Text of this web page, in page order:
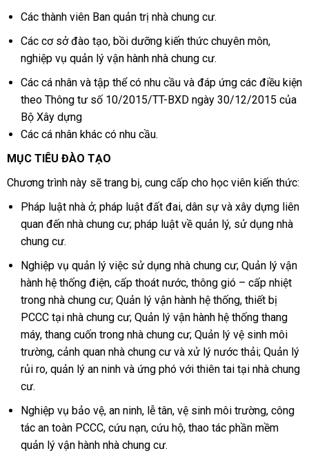
Các thành viên Ban quản trị nhà chung cư.
Các cơ sở đào tạo, bồi dưỡng kiến thức chuyên môn,
nghiệp vụ quản lý vận hành nhà chung cư.
Các cá nhân và tập thể có nhu cầu và đáp ứng các điều kiện
theo Thông tư số 10/2015/TT-BXD ngày 30/12/2015 của
Bộ Xây dựng
Các cá nhân khác có nhu cầu.
MỤC TIÊU ĐÀO TẠO
Chương trình này sẽ trang bị, cung cấp cho học viên kiến thức:
Pháp luật nhà ở; pháp luật đất đai, dân sự và xây dựng liên
quan đến nhà chung cư; pháp luật về quản lý, sử dụng nhà
chung cư.
Nghiệp vụ quản lý việc sử dụng nhà chung cư; Quản lý vận
hành hệ thống điện, cấp thoát nước, thông gió – cấp nhiệt
trong nhà chung cư; Quản lý vận hành hệ thống, thiết bị
PCCC tại nhà chung cư; Quản lý vận hành hệ thống thang
máy, thang cuốn trong nhà chung cư; Quản lý vệ sinh môi
trường, cảnh quan nhà chung cư và xử lý nước thải; Quản lý
rủi ro, quản lý an ninh và ứng phó với thiên tai tại nhà chung
cư.
Nghiệp vụ bảo vệ, an ninh, lễ tân, vệ sinh môi trường, công
tác an toàn PCCC, cứu nạn, cứu hộ, thao tác phần mềm
quản lý vận hành nhà chung cư.